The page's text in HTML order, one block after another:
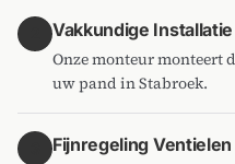
Vakkundige Installatie
Onze monteur monteert
uw pand in Stabroek.
Fijnregeling Ventielen